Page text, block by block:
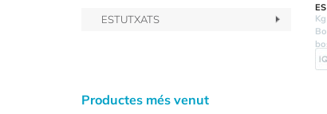
ESTUTXATS
Productes més venut
Kg